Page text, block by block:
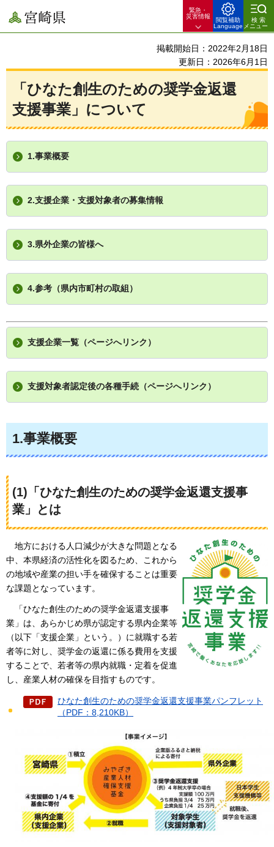
宮崎県
緊急・
災害情報
閲覧補助
Language
検索
メニュー
掲載開始日：2022年2月18日
更新日：2026年6月1日
「ひなた創生のための奨学金返還
支援事業」について
1.事業概要
2.支援企業・支援対象者の募集情報
3.県外企業の皆様へ
4.参考（県内市町村の取組）
支援企業一覧（ページへリンク）
支援対象者認定後の各種手続（ページへリンク）
1.事業概要
(1)「ひなた創生のための奨学金返還支援事
業」とは
地方における人口減少が大きな問題となる
中、本県経済の活性化を図るため、これから
の地域や産業の担い手を確保することは重要
な課題となっています。
「ひなた創生のための奨学金返還支援事
業」は、あらかじめ県が認定する県内企業等
（以下「支援企業」という。）に就職する若
者等に対し、奨学金の返還に係る費用を支援
することで、若者等の県内就職・定着を促進
し、産業人材の確保を目指すものです。
ひなた創生のための奨学金返還支援事業パンフレット
（PDF：8,210KB）